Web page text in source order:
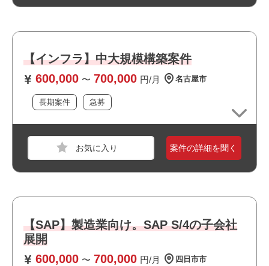
【インフラ】中大規模構築案件
600,000 〜 700,000 円/月 名古屋市
長期案件 急募
案件の詳細を聞く
【SAP】製造業向け。SAP S/4の子会社
展開
600,000 〜 700,000 円/月 四日市市
ABAP開発経験3年以上
・フルリモート案件です
・最新技術に携われます
・大規模なチーム体制です
・長期就業が見込める案件です
業界
コンシューマーゲーム
スキル
ッドシート